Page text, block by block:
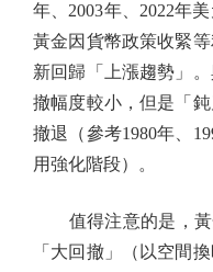
年、2003年、2022年
黃金因貨幣政策收緊
新回歸「上漲趨勢」
撤幅度較小，但是「
撤退（參考1980年、
用強化階段）。
值得注意的是，黃
「大回撤」（以空間